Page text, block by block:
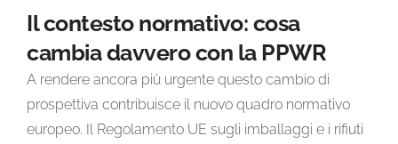
Il contesto normativo: cosa
cambia davvero con la PPWR
A rendere ancora più urgente questo cambio di
prospettiva contribuisce il nuovo quadro normativo
europeo. Il Regolamento UE sugli imballaggi e i rifiuti